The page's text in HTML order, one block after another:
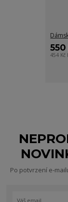
550
454 Kč
Po potvrzení e-